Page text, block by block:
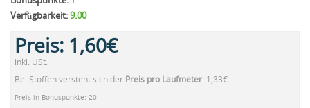
Verfügbarkeit:9.00
Preis: 1,60€
inkl. USt.
Bei Stoffen versteht sich der Preis pro Laufmeter. 1,33€
Preis in Bonuspunkte: 20